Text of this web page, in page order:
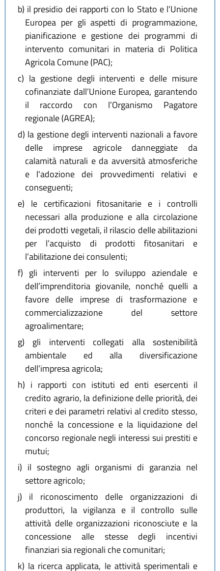
b) il presidio dei rapporti con lo Stato e l’Unione
Europea per gli aspetti di programmazione,
pianificazione e gestione dei programmi di
intervento comunitari in materia di Politica
Agricola Comune (PAC);
c) la gestione degli interventi e delle misure
cofinanziate dall’Unione Europea, garantendo
il raccordo con l’Organismo Pagatore
regionale (AGREA);
d) la gestione degli interventi nazionali a favore
delle imprese agricole danneggiate da
calamità naturali e da avversità atmosferiche
e l'adozione dei provvedimenti relativi e
conseguenti;
e) le certificazioni fitosanitarie e i controlli
necessari alla produzione e alla circolazione
dei prodotti vegetali, il rilascio delle abilitazioni
per l’acquisto di prodotti fitosanitari e
l’abilitazione dei consulenti;
f) gli interventi per lo sviluppo aziendale e
dell’imprenditoria giovanile, nonché quelli a
favore delle imprese di trasformazione e
commercializzazione del settore
agroalimentare;
g) gli interventi collegati alla sostenibilità
ambientale ed alla diversificazione
dell’impresa agricola;
h) i rapporti con istituti ed enti esercenti il
credito agrario, la definizione delle priorità, dei
criteri e dei parametri relativi al credito stesso,
nonché la concessione e la liquidazione del
concorso regionale negli interessi sui prestiti e
mutui;
i) il sostegno agli organismi di garanzia nel
settore agricolo;
j) il riconoscimento delle organizzazioni di
produttori, la vigilanza e il controllo sulle
attività delle organizzazioni riconosciute e la
concessione alle stesse degli incentivi
finanziari sia regionali che comunitari;
k) la ricerca applicata, le attività sperimentali e